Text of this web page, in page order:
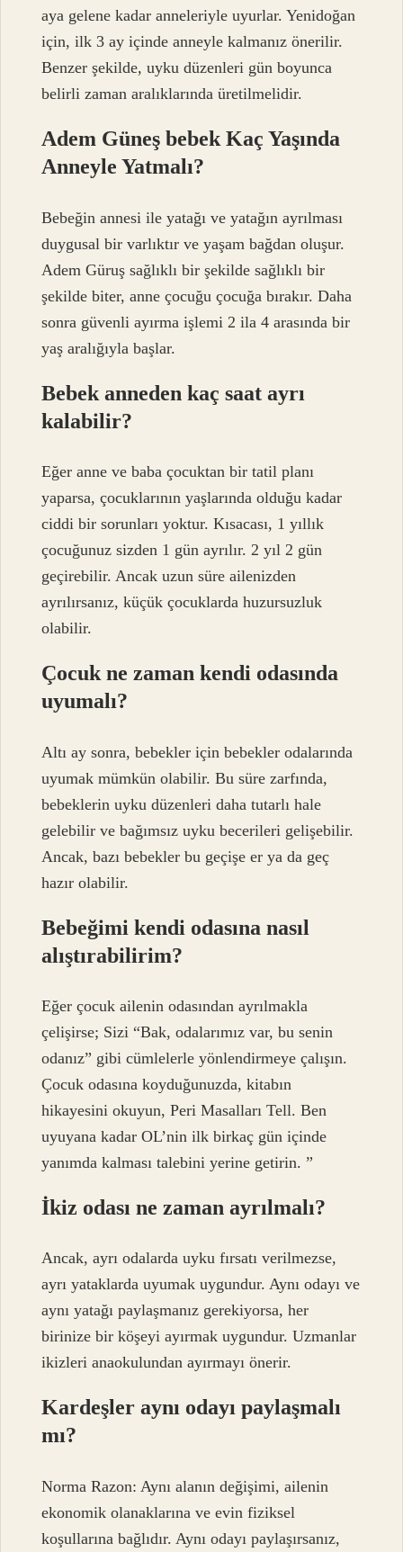
aya gelene kadar anneleriyle uyurlar. Yenidoğan
için, ilk 3 ay içinde anneyle kalmanız önerilir.
Benzer şekilde, uyku düzenleri gün boyunca
belirli zaman aralıklarında üretilmelidir.
Adem Güneş bebek Kaç Yaşında
Anneyle Yatmalı?
Bebeğin annesi ile yatağı ve yatağın ayrılması
duygusal bir varlıktır ve yaşam bağdan oluşur.
Adem Güruş sağlıklı bir şekilde sağlıklı bir
şekilde biter, anne çocuğu çocuğa bırakır. Daha
sonra güvenli ayırma işlemi 2 ila 4 arasında bir
yaş aralığıyla başlar.
Bebek anneden kaç saat ayrı
kalabilir?
Eğer anne ve baba çocuktan bir tatil planı
yaparsa, çocuklarının yaşlarında olduğu kadar
ciddi bir sorunları yoktur. Kısacası, 1 yıllık
çocuğunuz sizden 1 gün ayrılır. 2 yıl 2 gün
geçirebilir. Ancak uzun süre ailenizden
ayrılırsanız, küçük çocuklarda huzursuzluk
olabilir.
Çocuk ne zaman kendi odasında
uyumalı?
Altı ay sonra, bebekler için bebekler odalarında
uyumak mümkün olabilir. Bu süre zarfında,
bebeklerin uyku düzenleri daha tutarlı hale
gelebilir ve bağımsız uyku becerileri gelişebilir.
Ancak, bazı bebekler bu geçişe er ya da geç
hazır olabilir.
Bebeğimi kendi odasına nasıl
alıştırabilirim?
Eğer çocuk ailenin odasından ayrılmakla
çelişirse; Sizi “Bak, odalarımız var, bu senin
odanız” gibi cümlelerle yönlendirmeye çalışın.
Çocuk odasına koyduğunuzda, kitabın
hikayesini okuyun, Peri Masalları Tell. Ben
uyuyana kadar OL’nin ilk birkaç gün içinde
yanımda kalması talebini yerine getirin. ”
İkiz odası ne zaman ayrılmalı?
Ancak, ayrı odalarda uyku fırsatı verilmezse,
ayrı yataklarda uyumak uygundur. Aynı odayı ve
aynı yatağı paylaşmanız gerekiyorsa, her
birinize bir köşeyi ayırmak uygundur. Uzmanlar
ikizleri anaokulundan ayırmayı önerir.
Kardeşler aynı odayı paylaşmalı
mı?
Norma Razon: Aynı alanın değişimi, ailenin
ekonomik olanaklarına ve evin fiziksel
koşullarına bağlıdır. Aynı odayı paylaşırsanız,